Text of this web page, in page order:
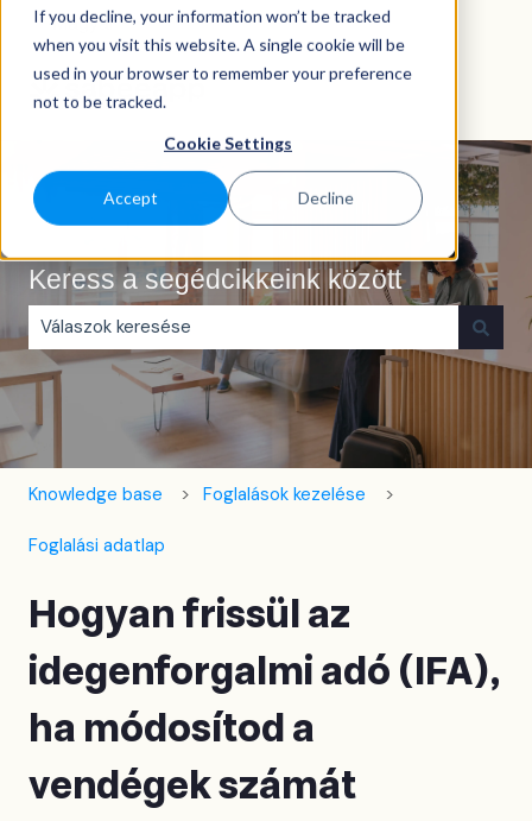
If you decline, your information won’t be tracked
when you visit this website. A single cookie will be
used in your browser to remember your preference
not to be tracked.
Cookie Settings
Accept Decline
MagyarAlmenü megjelenítése fordításokhoz
Keress a segédcikkeink között
Nincs javaslat, mert üres a keresőmező.
Knowledge base Foglalások kezelése
Foglalási adatlap
Hogyan frissül az
idegenforgalmi adó (IFA),
ha módosítod a
vendégek számát